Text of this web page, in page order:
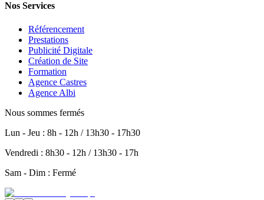
Nos Services
Référencement
Prestations
Publicité Digitale
Création de Site
Formation
Agence Castres
Agence Albi
Nous sommes fermés
Lun - Jeu : 8h - 12h / 13h30 - 17h30
Vendredi : 8h30 - 12h / 13h30 - 17h
Sam - Dim : Fermé